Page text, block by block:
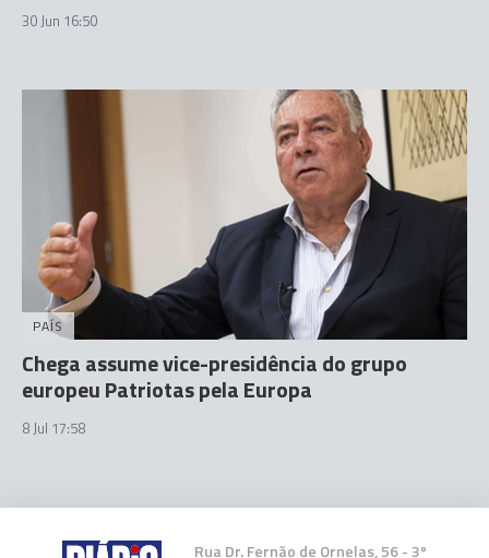
30 Jun 16:50
PAÍS
Chega assume vice-presidência do grupo
europeu Patriotas pela Europa
8 Jul 17:58
Rua Dr. Fernão de Ornelas, 56 - 3º